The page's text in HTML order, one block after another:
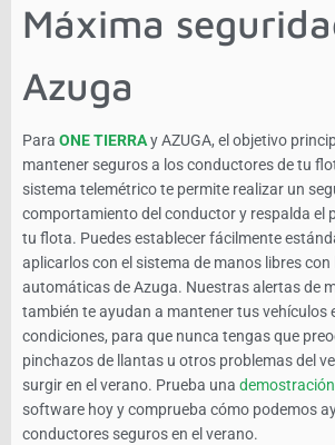
Máxima
Azuga
Para ONE TIERRAy AZUGA, el objetivo
mantener seguros a los conductores de tu
sistema telemétrico te permite realizar un
comportamiento del conductor y respalda el
tu flota. Puedes establecer fácilmente
aplicarlos con el sistema de manos libres
automáticas de Azuga. Nuestras alertas de
también te ayudan a mantener tus vehículos
condiciones, para que nunca tengas que
pinchazos de llantas u otros problemas del
surgir en el verano. Prueba una demostración
software hoy y comprueba cómo podemos
conductores seguros en el verano.